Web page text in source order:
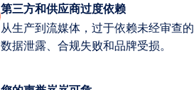
第三方和供应商过度依赖
从生产到流媒体，过于依赖未经审查
数据泄露、合规失败和品牌受损。